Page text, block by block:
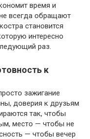
время и
всегда обращают
становится
интересно
раз.
к
зажигание
доверия к друзьям
так, чтобы
место — чтобы не
— чтобы вечер